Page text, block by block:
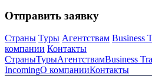
Отправить заявку
Страны Туры Агентствам Business
компании Контакты
СтраныТурыАгентствамBusiness
IncomingО компанииКонтакты